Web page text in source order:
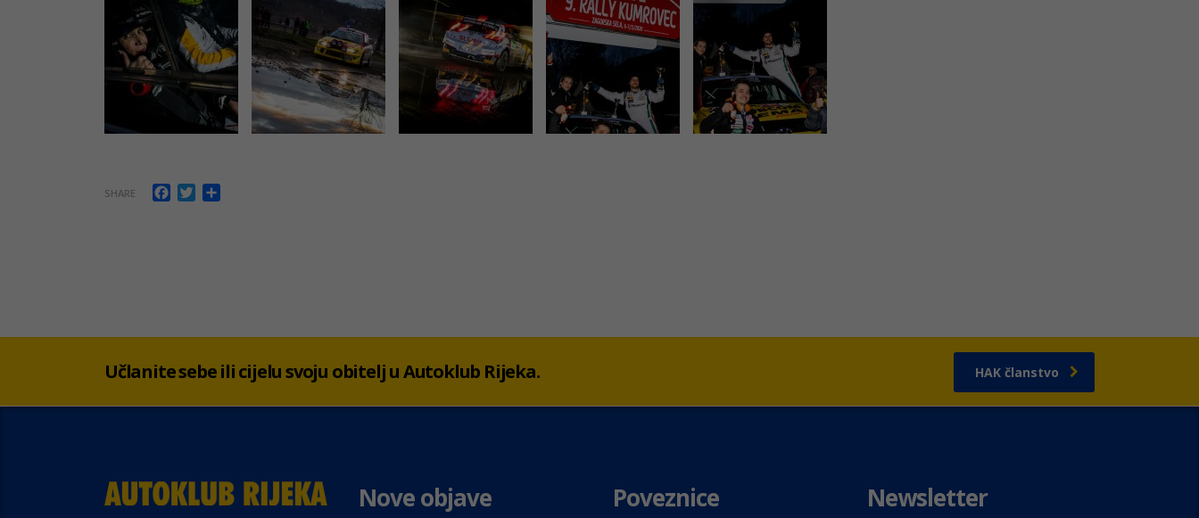
SHARE Facebook
Twitter
Učlanite sebe ili cijelu svoju obitelj u Autoklub Rijeka. HAK članstvo
Nove objave Poveznice Newsletter